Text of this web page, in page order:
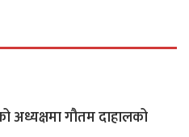
अध्यक्षमा गौतम दाहालको